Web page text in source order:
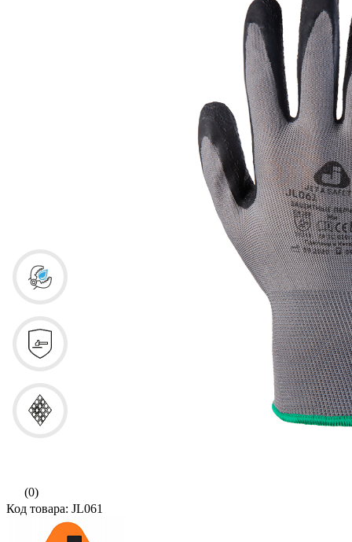
(0)
Код товара: JL061